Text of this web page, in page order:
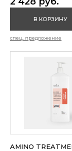
В КОРЗИНУ
спец. предложение
AMINO